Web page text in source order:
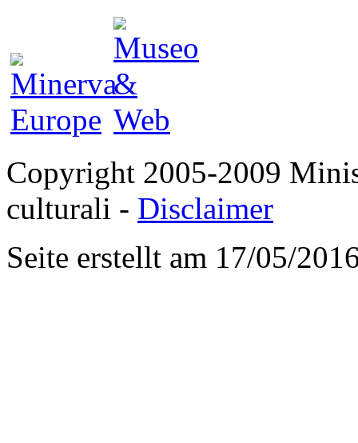
Copyright 2005-2009
culturali - Disclaimer
Seite erstellt am 17/05/